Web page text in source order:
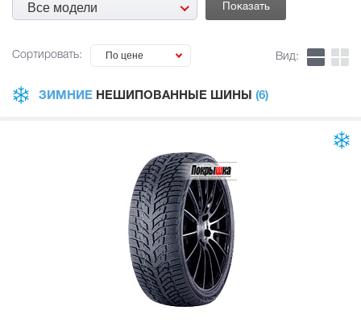
Все модели
Сортировать: По цене Вид:
ЗИМНИЕ НЕШИПОВАННЫЕ ШИНЫ (6)